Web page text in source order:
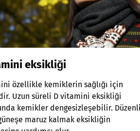
eksikliği
özellikle kemiklerin sağlığı için
Uzun süreli D vitamini eksikliği
kemikler dengesizleşebilir.
maruz kalmak eksikliğin